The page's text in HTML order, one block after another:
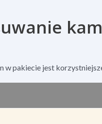
w pakiecie jest